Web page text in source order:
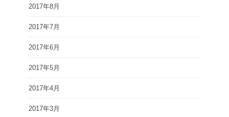
2017年8月
2017年7月
2017年6月
2017年5月
2017年4月
2017年3月